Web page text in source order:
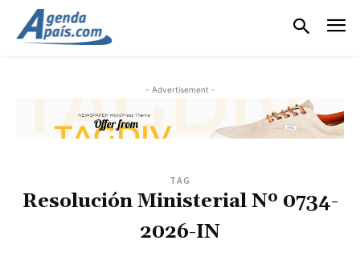
- Advertisement -
TAG
Resolución Ministerial Nº 0734-
2026-IN